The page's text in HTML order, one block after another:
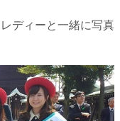
ディーと一緒に写真